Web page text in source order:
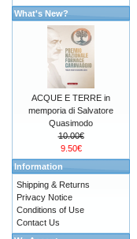
What's New?
ACQUE E TERRE in
memporia di Salvatore
Quasimodo
10.00€
9.50€
Information
Shipping & Returns
Privacy Notice
Conditions of Use
Contact Us